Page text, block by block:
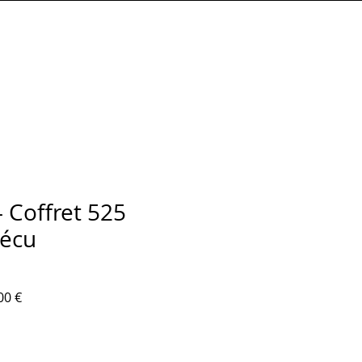
Coffret 525
€Prix promotionnel